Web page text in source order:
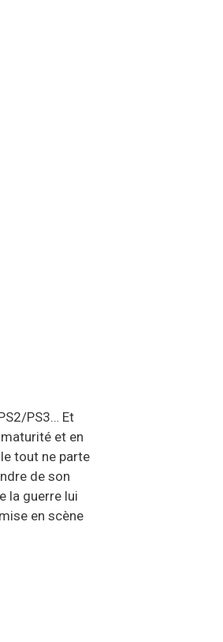
PS3… Et
et en
tout ne parte
de son
la guerre lui
en scène